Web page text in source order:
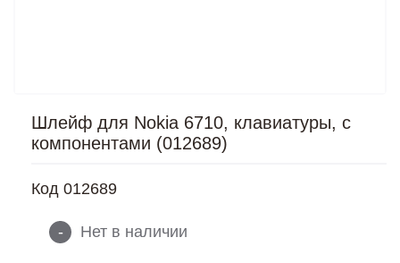
Шлейф для Nokia 6710, клавиатуры, с
компонентами (012689)
Код 012689
- Нет в наличии